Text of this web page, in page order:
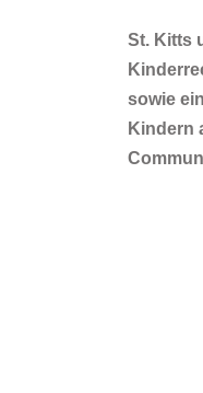
St. Kitts
sowie
Kindern